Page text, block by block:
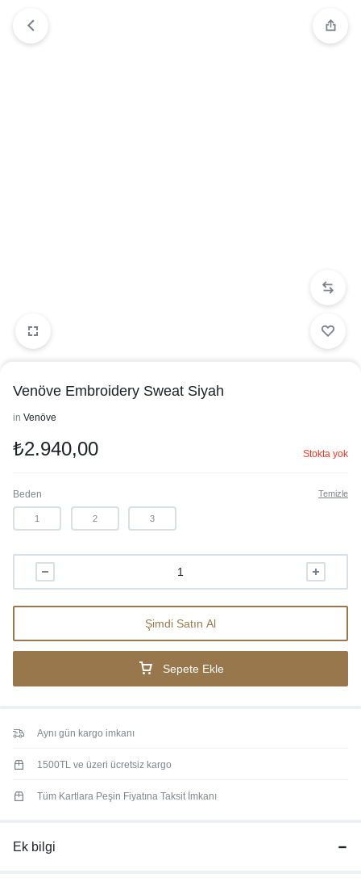
Venöve Embroidery Sweat Siyah
in Venöve
₺2.940,00 Stokta yok
Beden
1 2 3
Temizle
Sepete Ekle
Şimdi Satın Al
Aynı gün kargo imkanı
1500TL ve üzeri ücretsiz kargo
Tüm Kartlara Peşin Fiyatına Taksit İmkanı
Ek bilgi